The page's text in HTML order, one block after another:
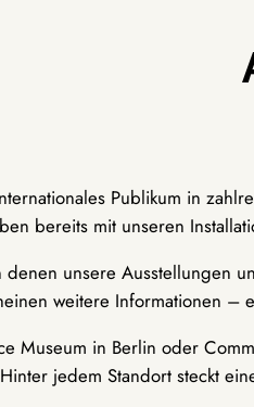
Publikum in
bereits mit unseren
unsere Ausstellungen
weitere Informationen
Museum in Berlin oder
jedem Standort steckt